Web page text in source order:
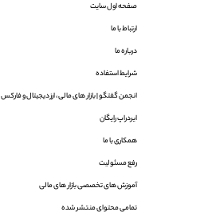
صفحه اول سایت
ارتباط با ما
درباره ما
شرایط استفاده
انجمن گفتگو |‌ بازار های مالی ، ارز دیجیتال و فارکس
ایردراپ رایگان
همکاری با ما
رفع مسئولیت
آموزش های تخصصی بازار های مالی
تمامی محتوای منتشر شده